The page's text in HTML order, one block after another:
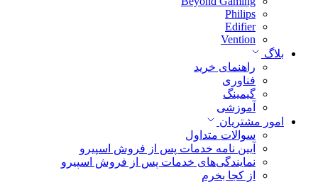
Philips
Edifier
Vention
بلاگ
راهنمای خرید
فناوری
گیمینگ
آموزشی
امور مشتریان
سوالات متداول
آیین نامه خدمات پس از فروش اسپیرو
نمایندگی‌های خدمات پس از فروش اسپیرو
از کجا بخرم